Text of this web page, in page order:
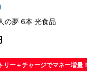
の夢 6本 光食品
リー＋チャージでマネー増量！